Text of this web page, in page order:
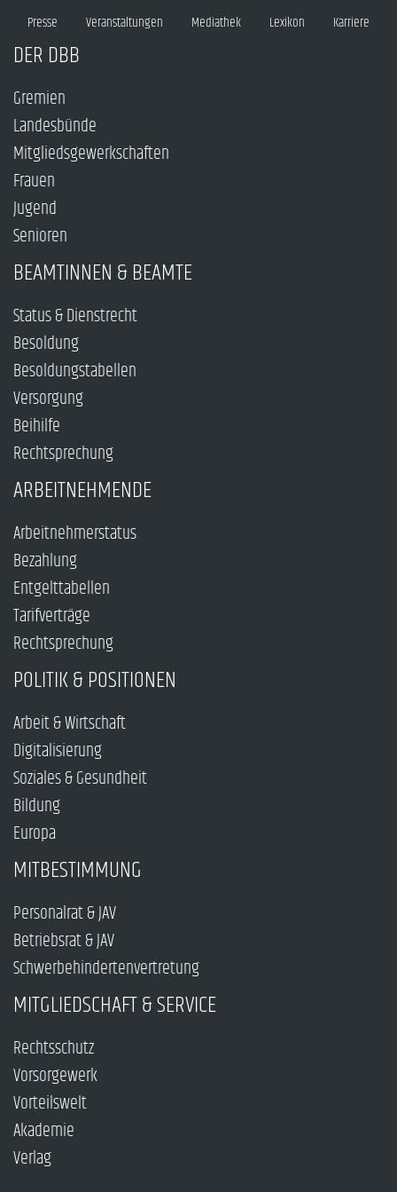
Presse Veranstaltungen Mediathek Lexikon Karriere
DER DBB
Gremien
Landesbünde
Mitgliedsgewerkschaften
Frauen
Jugend
Senioren
BEAMTINNEN & BEAMTE
Status & Dienstrecht
Besoldung
Besoldungstabellen
Versorgung
Beihilfe
Rechtsprechung
ARBEITNEHMENDE
Arbeitnehmerstatus
Bezahlung
Entgelttabellen
Tarifverträge
Rechtsprechung
POLITIK & POSITIONEN
Arbeit & Wirtschaft
Digitalisierung
Soziales & Gesundheit
Bildung
Europa
MITBESTIMMUNG
Personalrat & JAV
Betriebsrat & JAV
Schwerbehindertenvertretung
MITGLIEDSCHAFT & SERVICE
Rechtsschutz
Vorsorgewerk
Vorteilswelt
Akademie
Verlag